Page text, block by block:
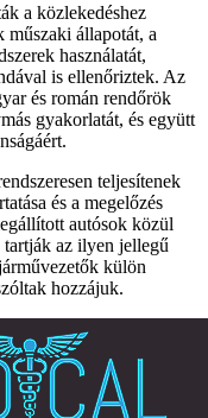
a közlekedéshez
műszaki állapotát, a
használatát,
is ellenőriztek. Az
és román rendőrök
gyakorlatát, és együtt
teljesítenek
és a megelőzés
autósok közül
tartják az ilyen jellegű
külön
hozzájuk.